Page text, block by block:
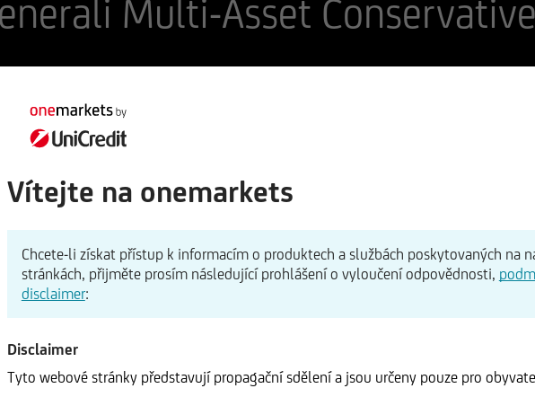
Multi-Asset
-0,22 CZK
Vítejte na onemarkets
Chcete-li získat přístup k informacím o produktech a službách poskytovaných na
stránkách, přijměte prosím následující prohlášení o vyloučení odpovědnosti,
disclaimer:
Disclaimer
Tyto webové stránky představují propagační sdělení a jsou určeny pouze pro